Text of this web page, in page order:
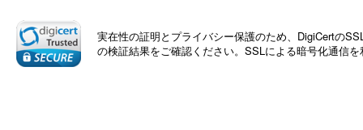
実在性の証明とプライバシー保護のため、DigiCertの
の検証結果をご確認ください。SSLによる暗号化通信